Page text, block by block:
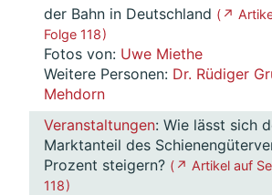
der Bahn in Deutschland ( ↗
Folge 118 )
Fotos von: Uwe Miethe
Weitere Personen: Dr. Rüdiger
Mehdorn
Veranstaltungen: Wie lässt sich
Marktanteil des
Prozent steigern? ( ↗ Artikel auf
118 )